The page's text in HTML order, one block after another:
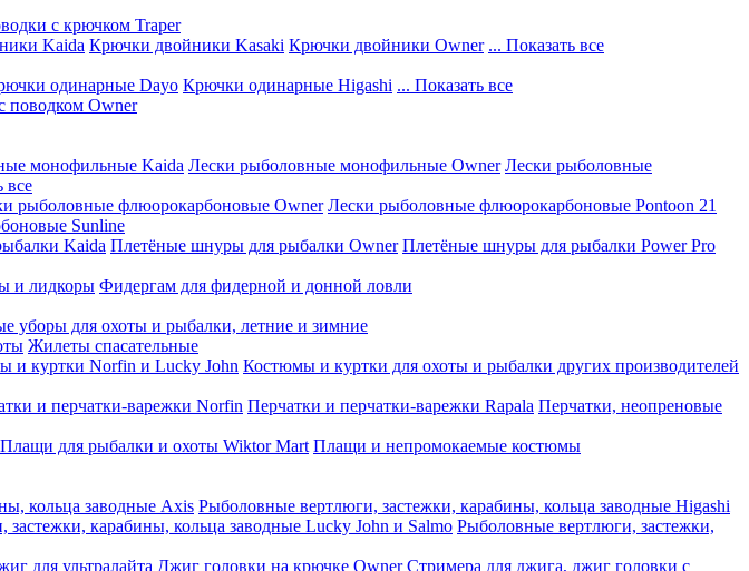
с крючком Traper
Kaida Крючки двойники Kasaki Крючки двойники Owner ... Показать все
одинарные Dayo Крючки одинарные Higashi ... Показать все
поводком Owner
монофильные Kaida Лески рыболовные монофильные Owner Лески рыболовные
все
рыболовные флюорокарбоновые Owner Лески рыболовные флюорокарбоновые Pontoon 21
Sunline
Kaida Плетёные шнуры для рыбалки Owner Плетёные шнуры для рыбалки Power Pro
и лидкоры Фидергам для фидерной и донной ловли
уборы для охоты и рыбалки, летние и зимние
Жилеты спасательные
и куртки Norfin и Lucky John Костюмы и куртки для охоты и рыбалки других производителей
и перчатки-варежки Norfin Перчатки и перчатки-варежки Rapala Перчатки, неопреновые
Плащи для рыбалки и охоты Wiktor Mart Плащи и непромокаемые костюмы
кольца заводные Axis Рыболовные вертлюги, застежки, карабины, кольца заводные Higashi
карабины, кольца заводные Lucky John и Salmo Рыболовные вертлюги, застежки,
для ультралайта Джиг головки на крючке Owner Стримера для джига, джиг головки с